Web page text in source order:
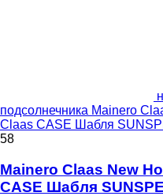
подсолнечника Mainero
Claas CASE Шабля
58
Mainero Claas New
CASE Шабля